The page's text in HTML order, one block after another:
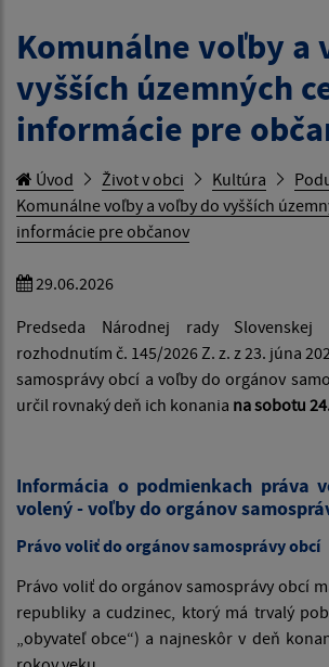
Komunálne voľby a
vyšších územných
informácie pre
Úvod Život v obci Kultúra
Komunálne voľby a voľby do vyšších
informácie pre občanov
29.06.2026
Predseda Národnej rady Slovenskej
rozhodnutím č. 145/2026 Z. z. z 23. júna
samosprávy obcí a voľby do orgánov
určil rovnaký deň ich konania na sobotu
Informácia o podmienkach práva
volený - voľby do orgánov
Právo voliť do orgánov samosprávy obcí
Právo voliť do orgánov samosprávy obcí
republiky a cudzinec, ktorý má trvalý
„obyvateľ obce“) a najneskôr v deň